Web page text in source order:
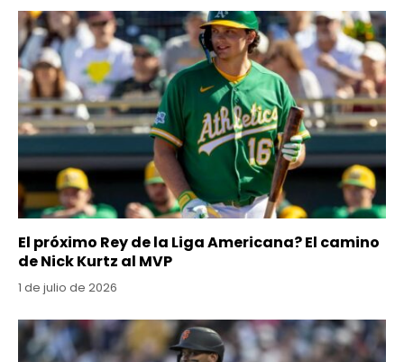
El próximo Rey de la Liga Americana? El camino
de Nick Kurtz al MVP
1 de julio de 2026